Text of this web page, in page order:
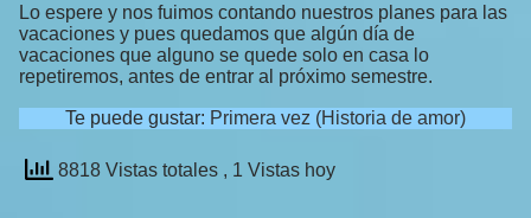
Lo espere y nos fuimos contando nuestros planes para las
vacaciones y pues quedamos que algún día de
vacaciones que alguno se quede solo en casa lo
repetiremos, antes de entrar al próximo semestre.
Te puede gustar: Primera vez (Historia de amor)
8818 Vistas totales , 1 Vistas hoy